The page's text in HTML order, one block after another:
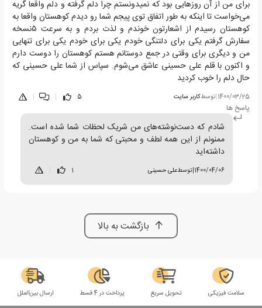
برای من از آن روزهایی بود که نمیدونستم چرا دلم گرفته و دلم واقعا گریه
می‌خواست تا اینکه به طور اتفاق توی پیجم شما رو دیدم کوهستان واقعا به
کوهستان رسیدم از اشعارتون خوندم و لذت بردم و به سرعت ۵نسخه
سفارش گرفتم یکی برای دلتنگی خودم یکی برای خودم یکی برای تنهایی
من و دیگری برای وقتی در جمع دوستانم هستم کوهستان را دوست دارم
و اکنون با قلم علی حسینی عاشق می‌شوم. سپاس از شما علی حسینی که
حال دلم را خوب کردید
1400/03/25
|توسطکاربر سایت 5
|
|
پاسخ ها
شادم که دست‌نوشته‌های من شریک لحظات شما شده است.
ممنونم از این همه لطف و محبتی که شما به من و کوهستان
داشته‌اید
1400/04/06
|توسطعلی حسینی 1
بازگشت به بالا
سلامت فیزیکی تحویل سریع پرداخت در 4 قسط ارسال بین‌الملل